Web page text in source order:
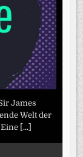
James
Welt der
[...]